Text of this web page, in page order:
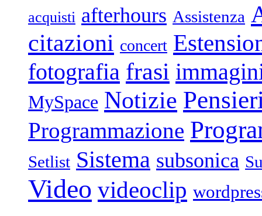
acquisti afterhours Assistenza
citazioni concert
fotografia frasi
MySpace Notizie
Programmazione
Setlist Sistema subsonica
Video videoclip